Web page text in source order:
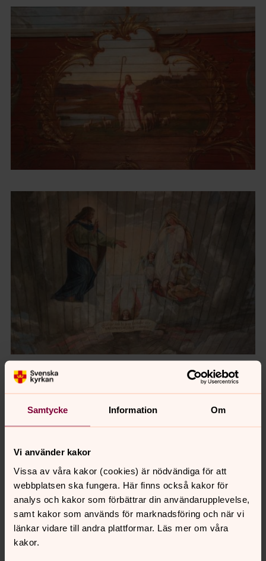
Samtycke Information Om
Vi använder kakor
Vissa av våra kakor (cookies) är nödvändiga för att
webbplatsen ska fungera. Här finns också kakor för
analys och kakor som förbättrar din användarupplevelse,
samt kakor som används för marknadsföring och när vi
länkar vidare till andra plattformar. Läs mer om våra
kakor.